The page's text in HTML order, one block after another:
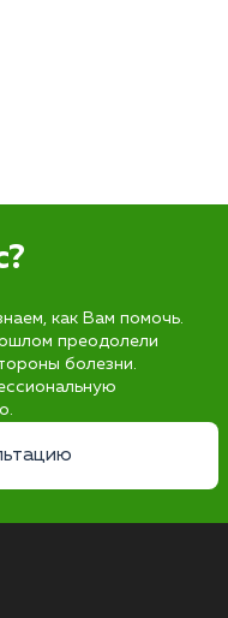
как Вам помочь.
преодолели
болезни.